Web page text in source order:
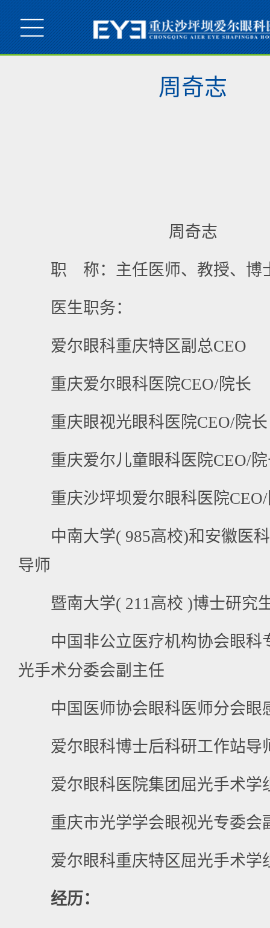
周奇志
周奇志
职 称：主任医师、教授、博
医生职务：
爱尔眼科重庆特区副总CEO
重庆爱尔眼科医院CEO/院长
重庆眼视光眼科医院CEO/院长
重庆爱尔儿童眼科医院CEO/院
重庆沙坪坝爱尔眼科医院CEO/
中南大学( 985高校)和安徽医科
导师
暨南大学( 211高校 )博士研究
中国非公立医疗机构协会眼科
光手术分委会副主任
中国医师协会眼科医师分会眼
爱尔眼科博士后科研工作站导
爱尔眼科医院集团屈光手术学
重庆市光学学会眼视光专委会
爱尔眼科重庆特区屈光手术学
经历：